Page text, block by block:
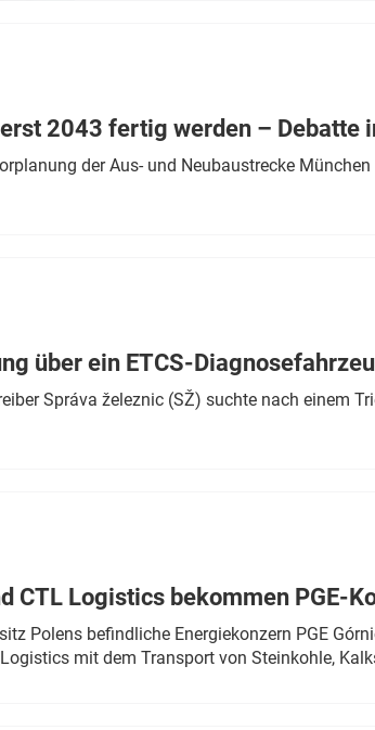
2043 fertig werden – Debatte
der Aus- und Neubaustrecke
über ein ETCS-
Správa železnic (SŽ) suchte nach einem
CTL Logistics bekommen PGE-
Polens befindliche Energiekonzern PGE
mit dem Transport von Steinkohle,